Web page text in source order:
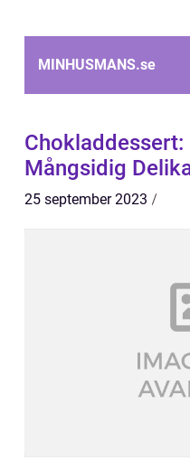
MINHUSMANS.se
Chokladdessert:
Mångsidig
25 september 2023